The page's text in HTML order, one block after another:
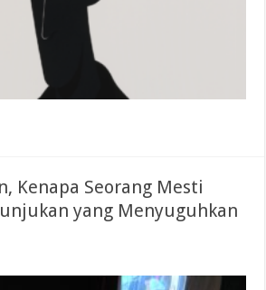
Kenapa Seorang Mesti
yang Menyuguhkan